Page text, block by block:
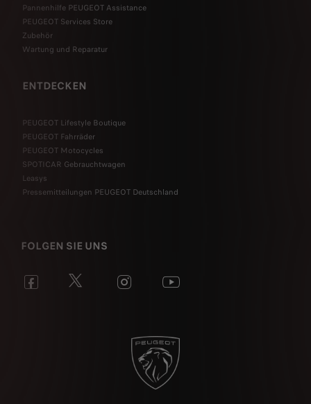
Pannenhilfe PEUGEOT Assistance
PEUGEOT Services Store
Zubehör
Wartung und Reparatur
ENTDECKEN
PEUGEOT Lifestyle Boutique
PEUGEOT Fahrräder
PEUGEOT Motocycles
SPOTICAR Gebrauchtwagen
Leasys
Pressemitteilungen PEUGEOT Deutschland
FOLGEN SIE UNS